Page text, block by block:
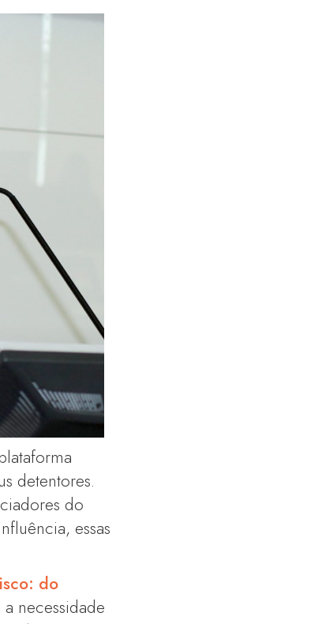
detentores.
do
essas
do
necessidade